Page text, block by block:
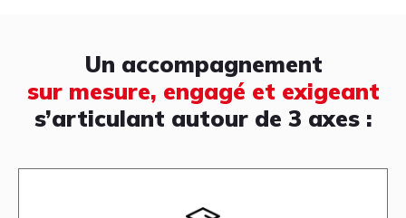
Un accompagnement
sur mesure, engagé et exigeant
s’articulant autour de 3 axes :